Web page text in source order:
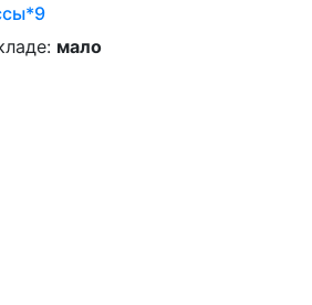
мало